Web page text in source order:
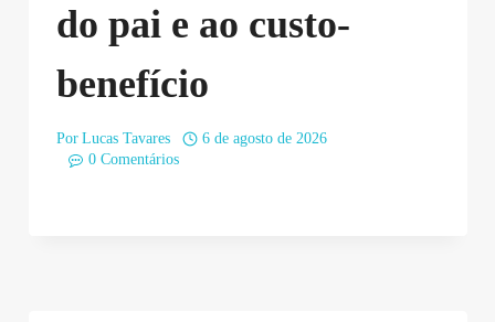
do pai e ao custo-
benefício
Por Lucas Tavares
6 de agosto de 2026
0 Comentários